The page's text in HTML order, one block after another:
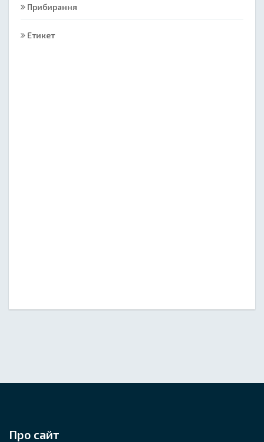
Прибирання
Етикет
Про сайт